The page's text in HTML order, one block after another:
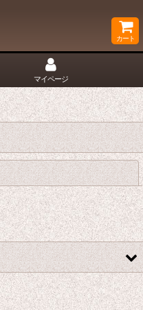
カート
マイページ
閉じる